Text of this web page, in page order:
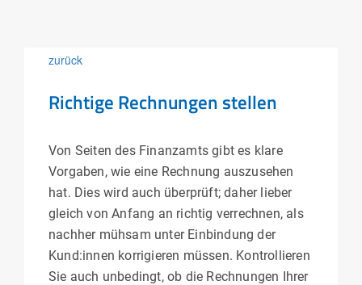
zurück
Richtige Rechnungen stellen
Von Seiten des Finanzamts gibt es klare
Vorgaben, wie eine Rechnung auszusehen
hat. Dies wird auch überprüft; daher lieber
gleich von Anfang an richtig verrechnen, als
nachher mühsam unter Einbindung der
Kund:innen korrigieren müssen. Kontrollieren
Sie auch unbedingt, ob die Rechnungen Ihrer